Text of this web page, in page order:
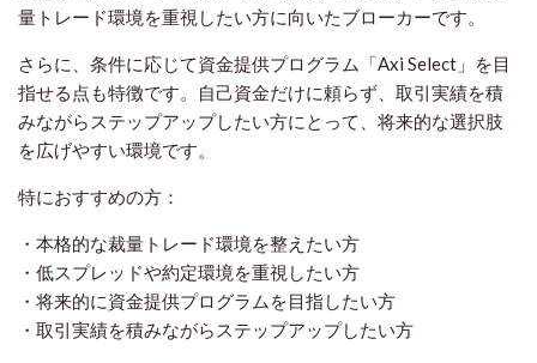
量トレード環境を重視したい方に向いたブローカーです。
さらに、条件に応じて資金提供プログラム「Axi Select」を目
指せる点も特徴です。自己資金だけに頼らず、取引実績を積
みながらステップアップしたい方にとって、将来的な選択肢
を広げやすい環境です。
特におすすめの方：
・本格的な裁量トレード環境を整えたい方
・低スプレッドや約定環境を重視したい方
・将来的に資金提供プログラムを目指したい方
・取引実績を積みながらステップアップしたい方